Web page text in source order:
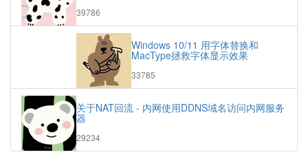
浏
次
39786
Windows 10/11 用字体替换和
MacType拯救字体显示效果
浏
数:
33785
关于NAT回流 - 内网使用DDNS域名访问内网服务
器
浏
览
29234